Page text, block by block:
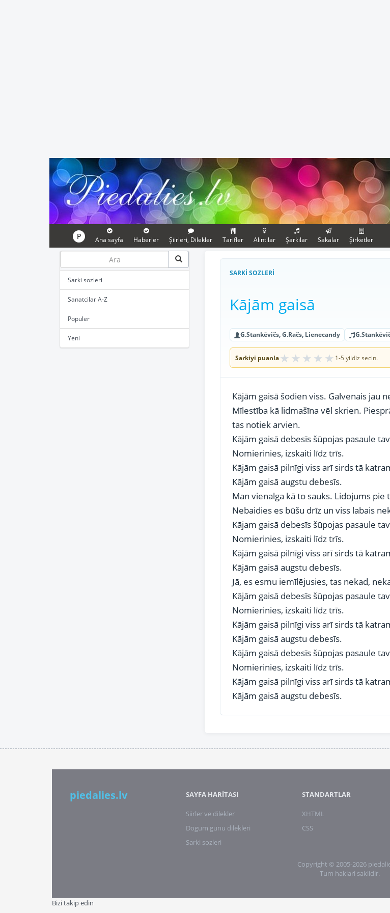
P Ana sayfa Haberler Şiirleri, Dilekler Tarifler Alıntılar Şarkılar Sakalar Şirketler
Sarki sozleri
Sanatcilar A-Z
Populer
Yeni
SARKI SOZLERI
Kājām gaisā
G.Stankēvičs, G.Račs, Lienecandy
Sarkiyi puanla★ ★ ★ ★ ★ 1-5 yildiz secin.
Kājām gaisā šodien viss. Galvenais jau
Mīlestība kā lidmašīna vēl skrien.
tas notiek arvien.
Kājām gaisā debesīs šūpojas pasaule
Nomierinies, izskaiti līdz trīs.
Kājām gaisā pilnīgi viss arī sirds tā
Kājām gaisā augstu debesīs.
Man vienalga kā to sauks. Lidojums
Nebaidies es būšu drīz un viss labais
Kājam gaisā debesīs šūpojas pasaule
Nomierinies, izskaiti līdz trīs.
Kājām gaisā pilnīgi viss arī sirds tā
Kājām gaisā augstu debesīs.
Jā, es esmu iemīlējusies, tas nekad,
Kājām gaisā debesīs šūpojas pasaule
Nomierinies, izskaiti līdz trīs.
Kājām gaisā pilnīgi viss arī sirds tā
Kājām gaisā augstu debesīs.
Kājām gaisā debesīs šūpojas pasaule
Nomierinies, izskaiti līdz trīs.
Kājām gaisā pilnīgi viss arī sirds tā
Kājām gaisā augstu debesīs.
piedalies.lv SAYFA HARİTASI
Siirler ve dilekler
Dogum gunu dilekleri
Sarki sozleri
STANDARTLAR
XHTML
CSS
Copyright © 2005-2026
Tum haklari saklidir.
Bizi takip edin